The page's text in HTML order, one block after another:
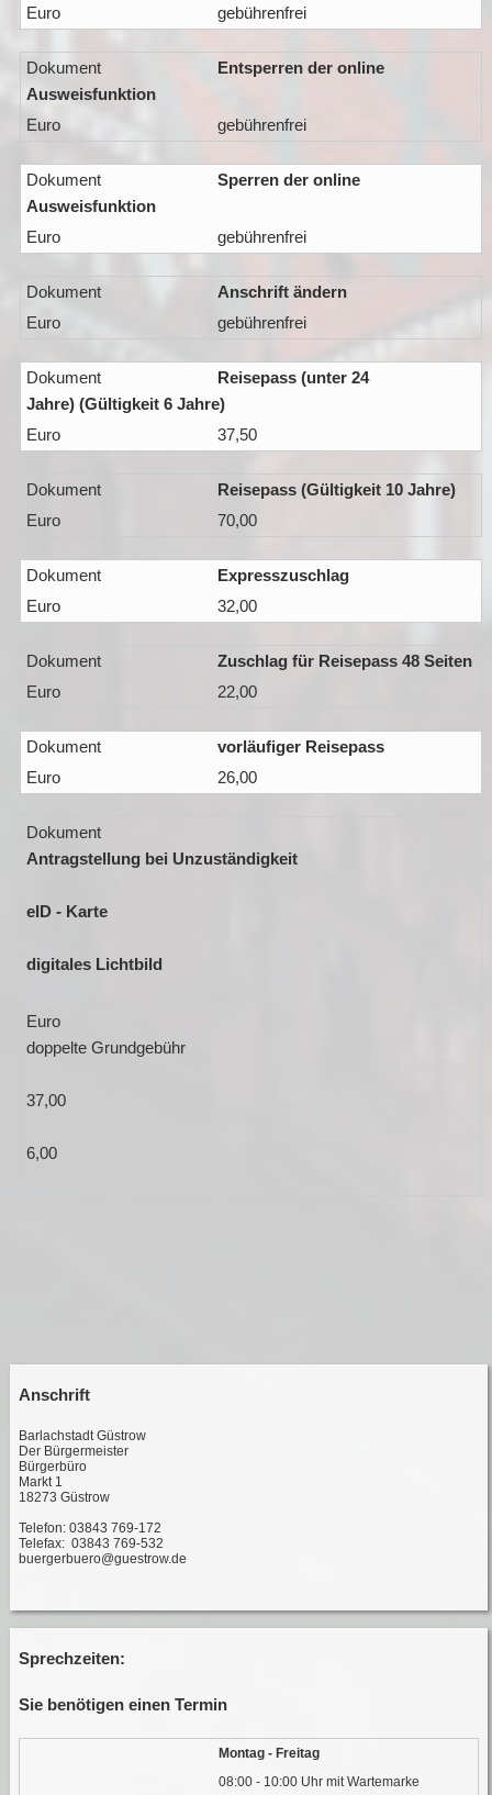
gebührenfrei
Entsperren der online
Ausweisfunktion
gebührenfrei
Sperren der online
Ausweisfunktion
gebührenfrei
Anschrift ändern
gebührenfrei
Reisepass (unter 24
Jahre) (Gültigkeit 6 Jahre)
37,50
Reisepass (Gültigkeit 10 Jahre)
70,00
Expresszuschlag
32,00
Zuschlag für Reisepass 48 Seiten
22,00
vorläufiger Reisepass
26,00
Antragstellung bei Unzuständigkeit
eID - Karte
digitales Lichtbild
doppelte Grundgebühr
37,00
6,00
Anschrift
Barlachstadt Güstrow
Der Bürgermeister
Bürgerbüro
Markt 1
18273 Güstrow
Telefon: 03843 769-172
Telefax: 03843 769-532
buergerbuero@guestrow.de
Sprechzeiten:
Sie benötigen einen Termin
Montag - Freitag
08:00 - 10:00 Uhr mit Wartemarke